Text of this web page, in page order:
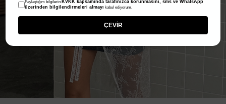
Paylaştığım bilgilerin KVKK kapsamında tarafınızca korunmasını, sms ve WhatsApp
üzerinden bilgilendirmeleri almayı kabul ediyorum.
ÇEVİR